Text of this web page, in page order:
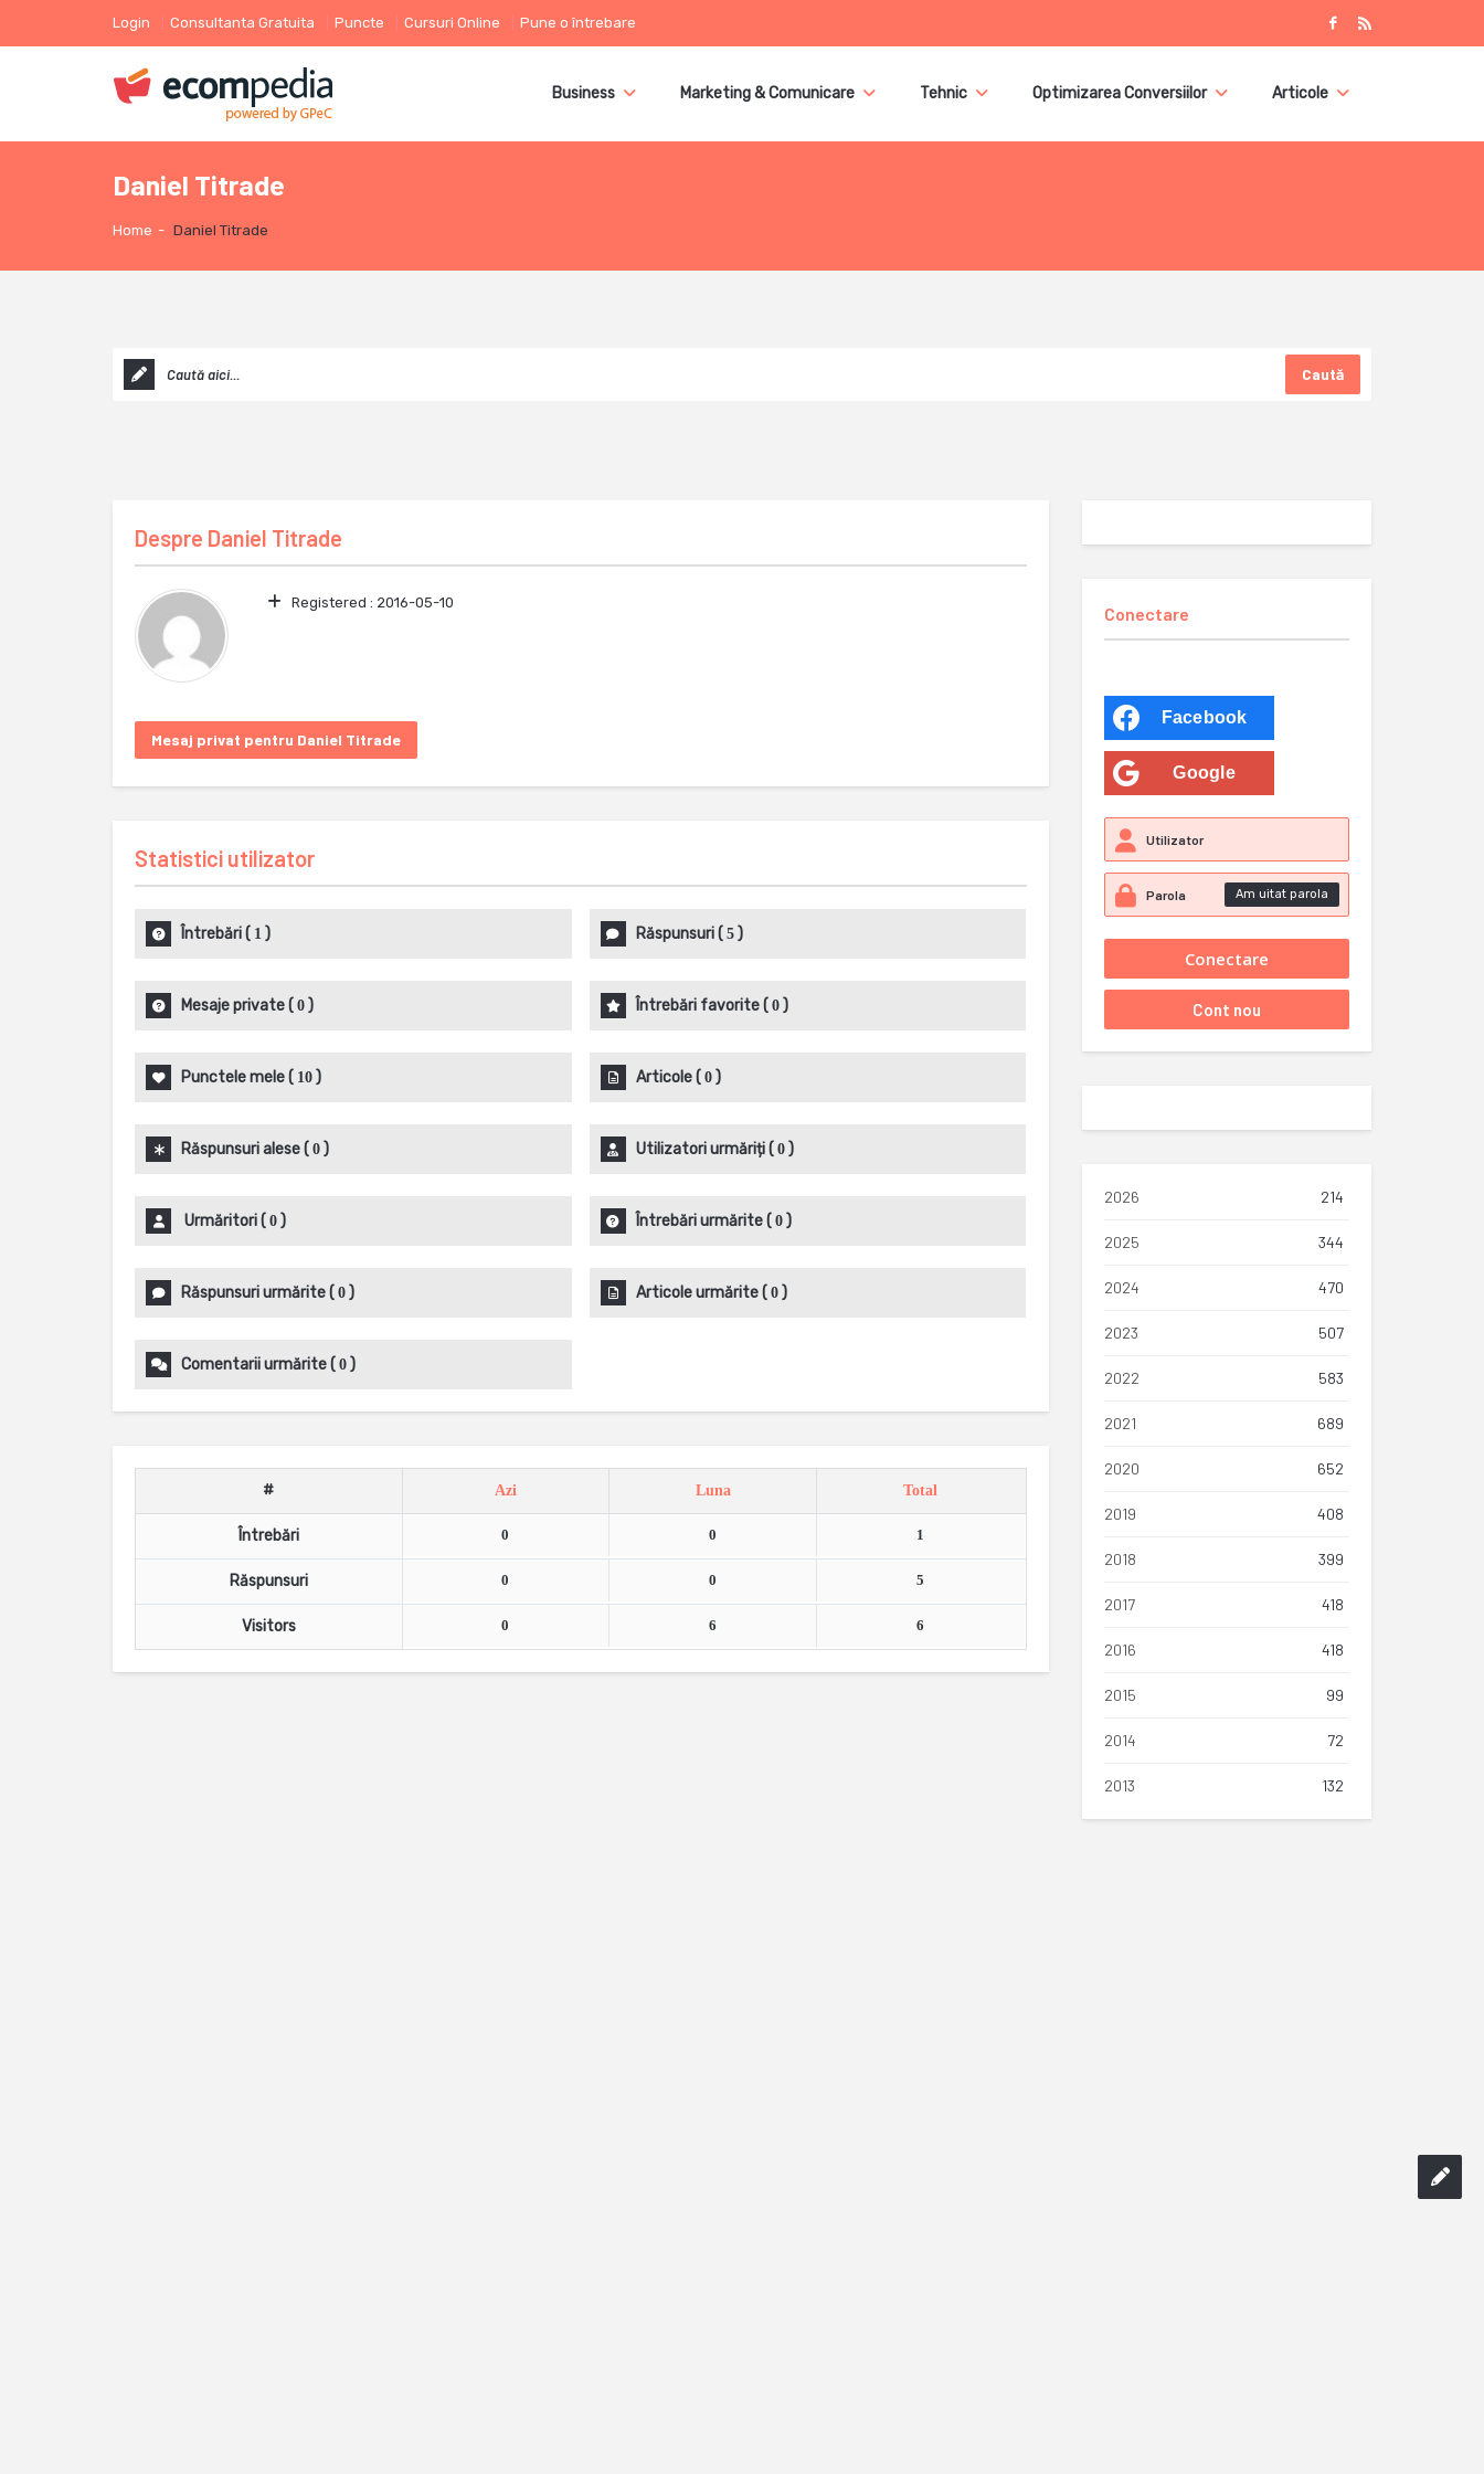
Login Consultanta Gratuita Puncte Cursuri Online Pune o întrebare
Business Marketing & Comunicare Tehnic Optimizarea Conversiilor Articole
Daniel Titrade
Home - Daniel Titrade
Caută
Despre Daniel Titrade
Registered : 2016-05-10
Mesaj privat pentru Daniel Titrade
Statistici utilizator
Întrebări( 1 ) Răspunsuri( 5)
Mesaje private( 0 ) Întrebări favorite( 0)
Punctele mele( 10 ) Articole( 0)
Răspunsuri alese( 0 ) Utilizatori urmăriți( 0)
Urmăritori( 0 ) Întrebări urmărite( 0)
Răspunsuri urmărite( 0 ) Articole urmărite( 0)
Comentarii urmărite( 0 )
# Azi Luna Total
Întrebări 0 0 1
Răspunsuri 0 0 5
Visitors 0 6 6
Conectare
Facebook
Google
Am uitat parola
2026 214
2025 344
2024 470
2023 507
2022 583
2021 689
2020 652
2019 408
2018 399
2017 418
2016 418
2015 99
2014 72
2013 132